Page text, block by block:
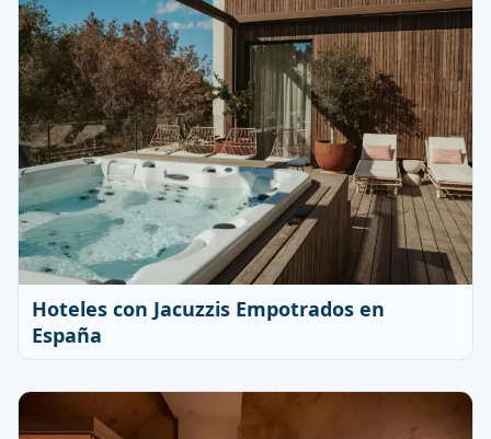
Hoteles con Jacuzzis Empotrados en
España